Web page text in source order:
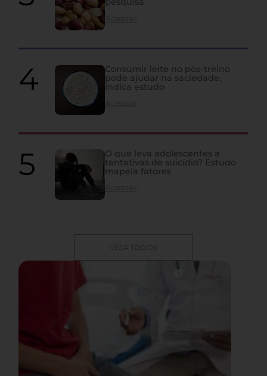
Consumir leite no pós-treino
pode ajudar na saciedade,
indica estudo
O que leva adolescentes a
tentativas de suicídio? Estudo
mapeia fatores
VEJA TODOS